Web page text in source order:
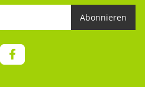
Abonnieren